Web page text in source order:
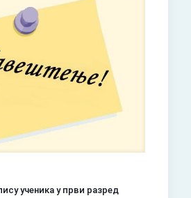
ученика у први разред